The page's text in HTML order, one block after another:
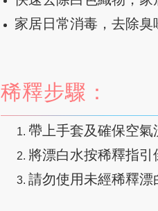
家居日常消毒，去除臭
稀釋步驟：
帶上手套及確保空氣
將漂白水按稀釋指
請勿使用未經稀釋漂